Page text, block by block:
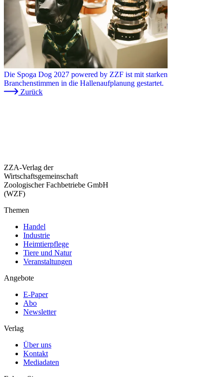
Die Spoga Dog 2027 powered by ZZF ist mit starken
Branchenstimmen in die Hallenaufplanung gestartet.
Zurück
ZZA-Verlag der
Wirtschaftsgemeinschaft
Zoologischer Fachbetriebe GmbH
(WZF)
Themen
Handel
Industrie
Heimtierpflege
Tiere und Natur
Veranstaltungen
Angebote
E-Paper
Abo
Newsletter
Verlag
Über uns
Kontakt
Mediadaten